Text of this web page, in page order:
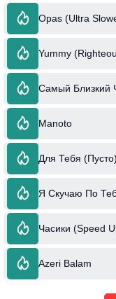
Opas (Ultra
Yummy
Самый Близкий
Manoto
Для Тебя (Пусто)
Я Скучаю По
Часики (Speed
Azeri Balam